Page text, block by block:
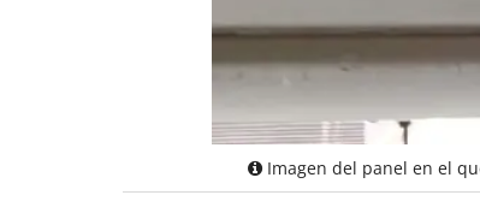
Imagen del panel en el